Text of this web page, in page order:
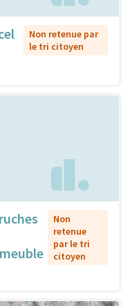
Non retenue par
le tri citoyen
Non
retenue
par le tri
citoyen